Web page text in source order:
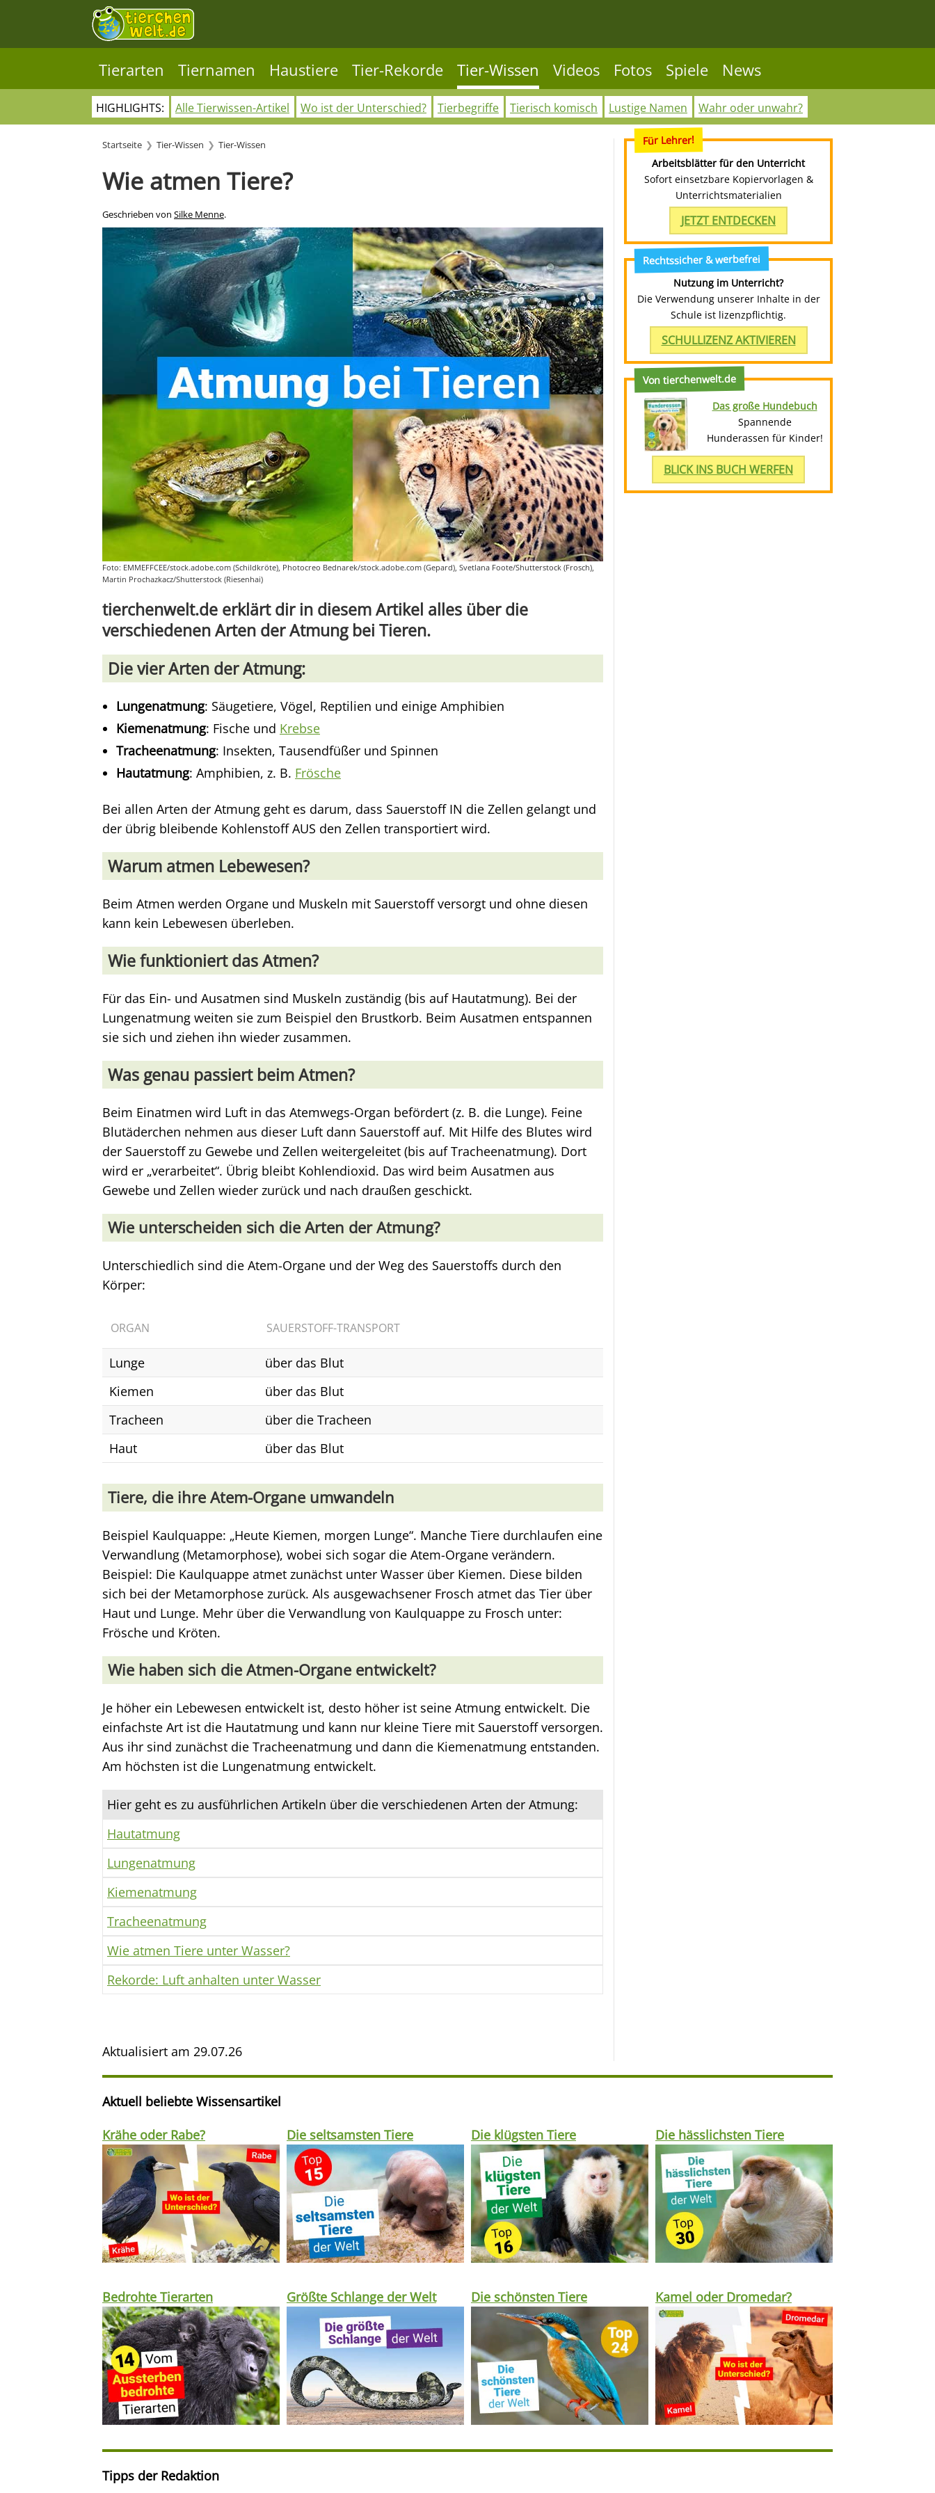
Tierarten Tiernamen Haustiere Tier-Rekorde Tier-Wissen Videos Fotos Spiele News
HIGHLIGHTS: Alle Tierwissen-Artikel Wo ist der Unterschied? Tierbegriffe Tierisch komisch Lustige Namen Wahr oder unwahr?
Startseite Tier-Wissen Tier-Wissen
Wie atmen Tiere?
Geschrieben von Silke Menne.
Foto: EMMEFFCEE/stock.adobe.com (Schildkröte), Photocreo Bednarek/stock.adobe.com (Gepard), Svetlana Foote/Shutterstock (Frosch),
Martin Prochazkacz/Shutterstock (Riesenhai)
tierchenwelt.de erklärt dir in diesem Artikel alles über die
verschiedenen Arten der Atmung bei Tieren.
Die vierArten der Atmung:
Lungenatmung: Säugetiere, Vögel, Reptilien und einige Amphibien
Kiemenatmung: Fische und Krebse
Tracheenatmung: Insekten, Tausendfüßer und Spinnen
Hautatmung: Amphibien, z. B. Frösche
Bei allen Arten der Atmung geht es darum, dass Sauerstoff IN die Zellen gelangt und
der übrig bleibende Kohlenstoff AUS den Zellen transportiert wird.
Warum atmen Lebewesen?
Beim Atmen werden Organe und Muskeln mit Sauerstoff versorgt und ohne diesen
kann kein Lebewesen überleben.
Wie funktioniert das Atmen?
Für das Ein- und Ausatmen sind Muskeln zuständig (bis auf Hautatmung). Bei der
Lungenatmung weiten sie zum Beispiel den Brustkorb. Beim Ausatmen entspannen
sie sich und ziehen ihn wieder zusammen.
Was genau passiert beim Atmen?
Beim Einatmen wird Luft in das Atemwegs-Organ befördert (z. B. die Lunge). Feine
Blutäderchen nehmen aus dieser Luft dann Sauerstoff auf. Mit Hilfe des Blutes wird
der Sauerstoff zu Gewebe und Zellen weitergeleitet (bis auf Tracheenatmung). Dort
wird er „verarbeitet“. Übrig bleibt Kohlendioxid. Das wird beim Ausatmen aus
Gewebe und Zellen wieder zurück und nach draußen geschickt.
Wie unterscheiden sich die Arten der Atmung?
Unterschiedlich sind die Atem-Organe und der Weg des Sauerstoffs durch den
Körper:
ORGAN SAUERSTOFF-TRANSPORT
Lunge
über das Blut
Kiemen
über das Blut
Tracheen
über die Tracheen
Haut
über das Blut
Tiere, die ihre Atem-Organe umwandeln
Beispiel Kaulquappe: „Heute Kiemen, morgen Lunge“. Manche Tiere durchlaufen eine
Verwandlung (Metamorphose), wobei sich sogar die Atem-Organe verändern.
Beispiel: Die Kaulquappe atmet zunächst unter Wasser über Kiemen. Diese bilden
sich bei der Metamorphose zurück. Als ausgewachsener Frosch atmet das Tier über
Haut und Lunge. Mehr über die Verwandlung von Kaulquappe zu Frosch unter:
Frösche und Kröten.
Wie haben sich die Atmen-Organe entwickelt?
Je höher ein Lebewesen entwickelt ist, desto höher ist seine Atmung entwickelt. Die
einfachste Art ist die Hautatmung und kann nur kleine Tiere mit Sauerstoff versorgen.
Aus ihr sind zunächst die Tracheenatmung und dann die Kiemenatmung entstanden.
Am höchsten ist die Lungenatmung entwickelt.
Hier geht es zu ausführlichen Artikeln über die verschiedenen Arten der Atmung:
Hautatmung
Lungenatmung
Kiemenatmung
Tracheenatmung
Wie atmen Tiere unter Wasser?
Rekorde: Luft anhalten unter Wasser
Aktualisiert am 29.07.26
Für Lehrer!
Arbeitsblätter für den Unterricht
Sofort einsetzbare Kopiervorlagen &
Unterrichtsmaterialien
JETZT ENTDECKEN
Rechtssicher & werbefrei
Nutzung im Unterricht?
Die Verwendung unserer Inhalte in der
Schule ist lizenzpflichtig.
SCHULLIZENZ AKTIVIEREN
Von tierchenwelt.de
Das große Hundebuch
Spannende
Hunderassen für Kinder!
BLICK INS BUCH WERFEN
Aktuell beliebte Wissensartikel
Krähe oder Rabe?
Die seltsamsten Tiere Die klügsten Tiere Die hässlichsten Tiere
Bedrohte Tierarten Größte Schlange der Welt Die schönsten Tiere Kamel oder Dromedar?
Tipps der Redaktion